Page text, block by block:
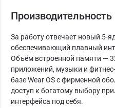
Производительность
За работу отвечает новый 5-
обеспечивающий плавный
Объём встроенной памяти —
приложений, музыки и
базе Wear OS с фирменной
доступ к богатому выбору
интерфейса под себя.